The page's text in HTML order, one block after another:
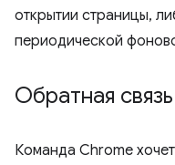
открытии страницы,
периодической
Обратная связь
Команда Chrome